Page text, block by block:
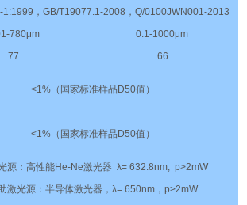
1:1999，GB/T19077.1-2008，Q/0100JWN001-2013
780μm
0.1-1000μm
77
66
<1%（国家标准样品D50值）
<1%（国家标准样品D50值）
源：高性能He-Ne激光器 λ= 632.8nm, p>2mW
激光源：半导体激光器，λ= 650nm，p>2mW